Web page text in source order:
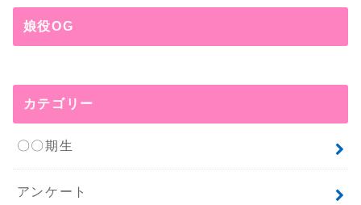
娘役OG
カテゴリー
〇〇期生
アンケート